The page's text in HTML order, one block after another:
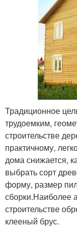
Традиционное
трудоемким,
строительстве
практичному,
дома снижается,
выбрать сорт
форму, размер
сборки.Наиболее
строительстве
клееный брус.